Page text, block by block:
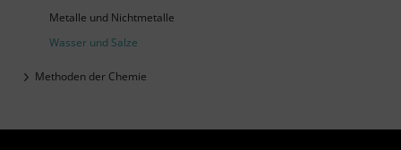
Metalle und Nichtmetalle
Wasser und Salze
Methoden der Chemie